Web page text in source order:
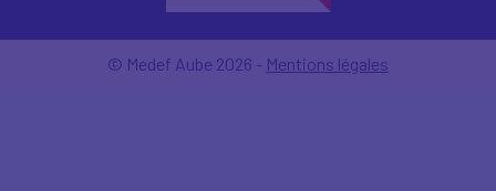
© Medef Aube 2026 - Mentions légales
cliquant sur le lien'cookies'en bas de page.